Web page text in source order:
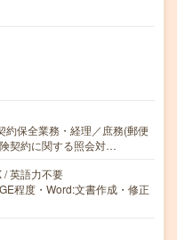
約保全業務・経理／庶務(郵便
契約に関する照会対…
/ 英語力不要
程度・Word:文書作成・修正